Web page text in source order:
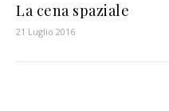
La cena spaziale
21 Luglio 2016